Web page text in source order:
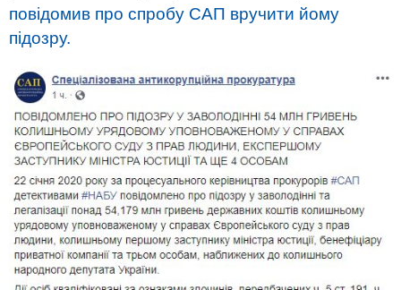
повідомив про спробу САП вручити йому
підозру.